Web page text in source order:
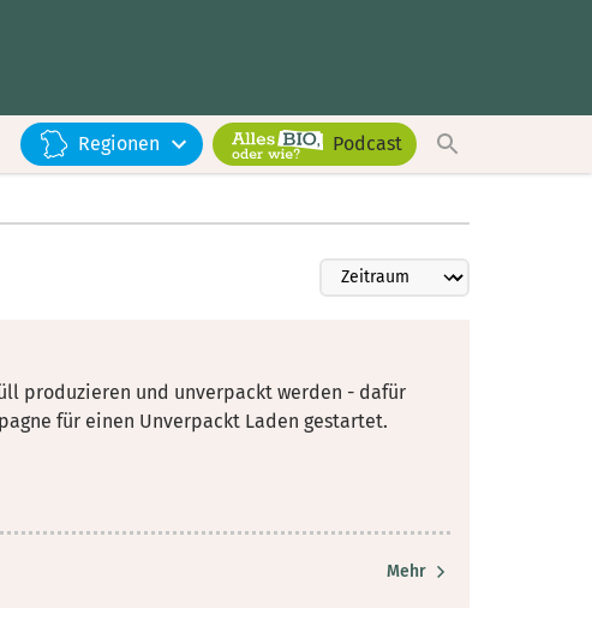
Regionen Podcast
produzieren und unverpackt werden - dafür
für einen Unverpackt Laden gestartet.
Mehr